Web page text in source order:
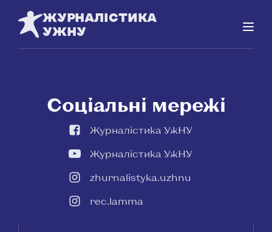
ЖУРНАЛІСТИКА
УЖНУ
Соціальні мережі
Журналістика УжНУ
Журналістика УжНУ
zhurnalistyka.uzhnu
rec.lamma